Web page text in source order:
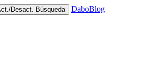
Desact. Búsqueda DaboBlog